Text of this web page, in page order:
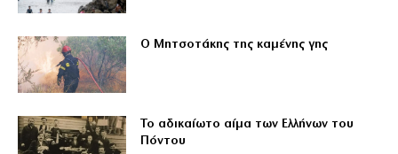
Ο Μητσοτάκης της καμένης γης
Το αδικαίωτο αίμα των Ελλήνων του
Πόντου